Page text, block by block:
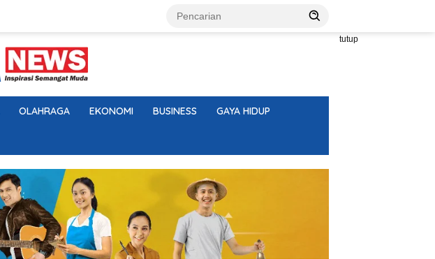
tutup
OLAHRAGA EKONOMI BUSINESS GAYA HIDUP